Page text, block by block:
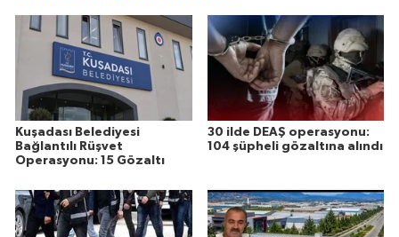
Kuşadası Belediyesi
Bağlantılı Rüşvet
Operasyonu: 15 Gözaltı
30 ilde DEAŞ operasyonu:
104 şüpheli gözaltına alındı